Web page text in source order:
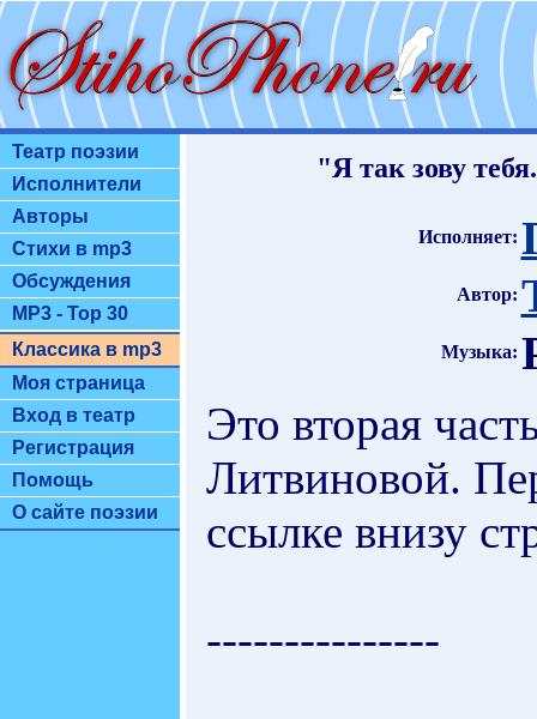
Театр поэзии
Исполнители
Авторы
Стихи в mp3
Обсуждения
MP3 - Top 30
Классика в mp3
Моя страница
Вход в театр
Регистрация
Помощь
О сайте поэзии
"Я так зову
Исполняет:
Автор:
Музыка:
Это вторая
Литвиновой.
ссылке внизу
---------------